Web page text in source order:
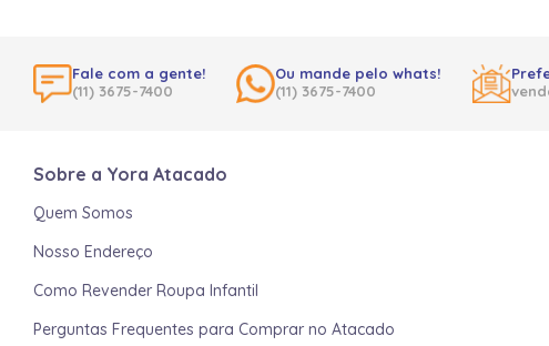
Fale com a gente!
(11) 3675-7400
Ou mande pelo whats!
(11) 3675-7400
Sobre a Yora Atacado
Quem Somos
Nosso Endereço
Como Revender Roupa Infantil
Perguntas Frequentes para Comprar no Atacado